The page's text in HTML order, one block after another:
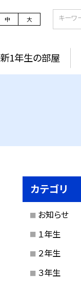
中 大
新1年生の部屋
カテゴリ
お知らせ
１年生
２年生
３年生